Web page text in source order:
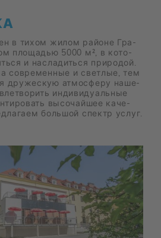
в ти­хом жи­лом рай­оне Гра­
пло­ща­дью 5000 м², в ко­то­
и на­сла­дить­ся при­ро­дой.
со­вре­мен­ные и свет­лые, тем
дру­же­скую ат­мо­сфе­ру на­ше­
ин­ди­ви­ду­аль­ные
вы­со­чай­шее ка­че­
боль­шой спектр услуг.